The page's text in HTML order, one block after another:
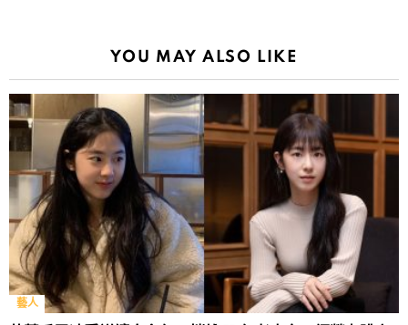
YOU MAY ALSO LIKE
藝人